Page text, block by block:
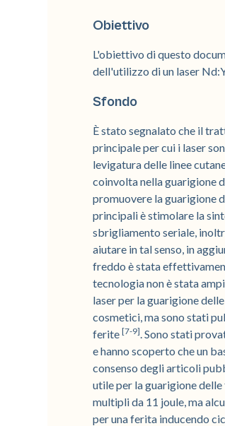
Obiettivo
L'obiettivo di questo
dell'utilizzo di un laser
Sfondo
È stato segnalato che il
principale per cui i laser
levigatura delle linee
coinvolta nella guarigione
promuovere la guarigione
principali è stimolare la
sbrigliamento seriale,
aiutare in tal senso, in
freddo è stata
tecnologia non è stata
laser per la guarigione
cosmetici, ma sono stati
ferite[7-9]. Sono stati
e hanno scoperto che un
consenso degli articoli
utile per la guarigione
multipli da 11 joule, ma
per una ferita inducendo